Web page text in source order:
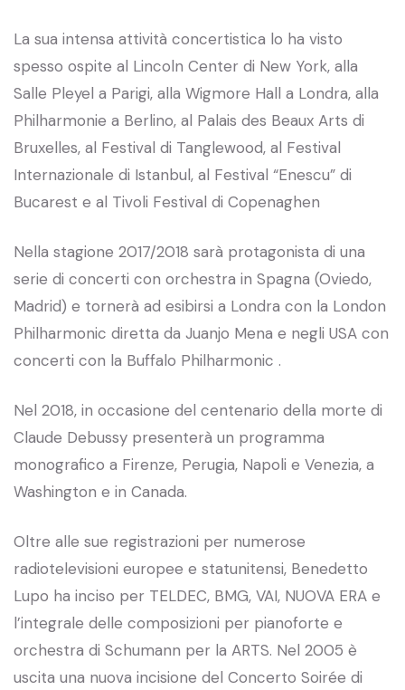
La sua intensa attività concertistica lo ha visto
spesso ospite al Lincoln Center di New York, alla
Salle Pleyel a Parigi, alla Wigmore Hall a Londra, alla
Philharmonie a Berlino, al Palais des Beaux Arts di
Bruxelles, al Festival di Tanglewood, al Festival
Internazionale di Istanbul, al Festival “Enescu” di
Bucarest e al Tivoli Festival di Copenaghen
Nella stagione 2017/2018 sarà protagonista di una
serie di concerti con orchestra in Spagna (Oviedo,
Madrid) e tornerà ad esibirsi a Londra con la London
Philharmonic diretta da Juanjo Mena e negli USA con
concerti con la Buffalo Philharmonic .
Nel 2018, in occasione del centenario della morte di
Claude Debussy presenterà un programma
monografico a Firenze, Perugia, Napoli e Venezia, a
Washington e in Canada.
Oltre alle sue registrazioni per numerose
radiotelevisioni europee e statunitensi, Benedetto
Lupo ha inciso per TELDEC, BMG, VAI, NUOVA ERA e
l’integrale delle composizioni per pianoforte e
orchestra di Schumann per la ARTS. Nel 2005 è
uscita una nuova incisione del Concerto Soirée di